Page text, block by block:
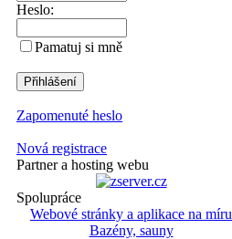
Heslo:
Pamatuj si mně
Zapomenuté heslo
Nová registrace
Partner a hosting webu
Spolupráce
Webové stránky a aplikace na míru
Bazény, sauny